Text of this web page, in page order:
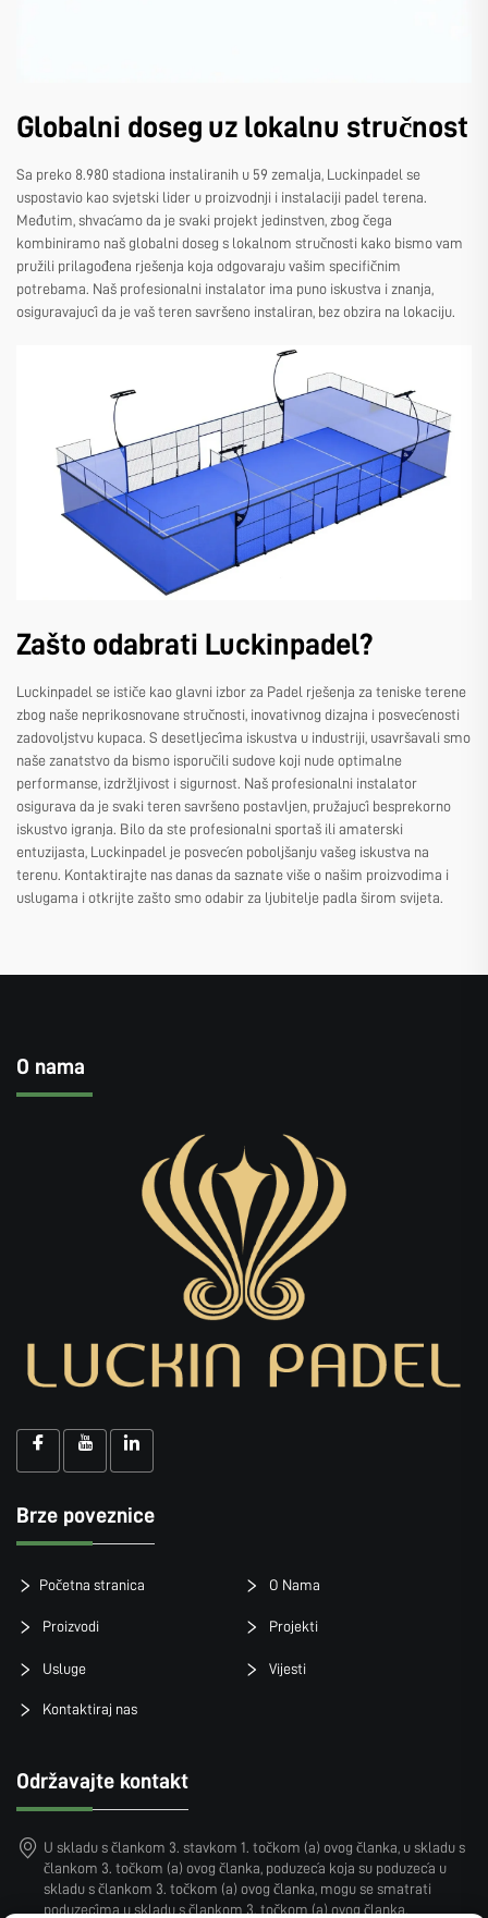
Globalni doseg uz lokalnu stručnost
Sa preko 8.980 stadiona instaliranih u 59 zemalja, Luckinpadel se
uspostavio kao svjetski lider u proizvodnji i instalaciji padel terena.
Međutim, shvaćamo da je svaki projekt jedinstven, zbog čega
kombiniramo naš globalni doseg s lokalnom stručnosti kako bismo vam
pružili prilagođena rješenja koja odgovaraju vašim specifičnim
potrebama. Naš profesionalni instalator ima puno iskustva i znanja,
osiguravajući da je vaš teren savršeno instaliran, bez obzira na lokaciju.
Zašto odabrati Luckinpadel?
Luckinpadel se ističe kao glavni izbor za Padel rješenja za teniske terene
zbog naše neprikosnovane stručnosti, inovativnog dizajna i posvećenosti
zadovoljstvu kupaca. S desetljećima iskustva u industriji, usavršavali smo
naše zanatstvo da bismo isporučili sudove koji nude optimalne
performanse, izdržljivost i sigurnost. Naš profesionalni instalator
osigurava da je svaki teren savršeno postavljen, pružajući besprekorno
iskustvo igranja. Bilo da ste profesionalni sportaš ili amaterski
entuzijasta, Luckinpadel je posvećen poboljšanju vašeg iskustva na
terenu. Kontaktirajte nas danas da saznate više o našim proizvodima i
uslugama i otkrijte zašto smo odabir za ljubitelje padla širom svijeta.
O nama
Brze poveznice
Početna stranica O Nama
Proizvodi Projekti
Usluge Vijesti
Kontaktiraj nas
Održavajte kontakt
U skladu s člankom 3. stavkom 1. točkom (a) ovog članka, u skladu s
člankom 3. točkom (a) ovog članka, poduzeća koja su poduzeća u
skladu s člankom 3. točkom (a) ovog članka, mogu se smatrati
poduzećima u skladu s člankom 3. točkom (a) ovog članka.